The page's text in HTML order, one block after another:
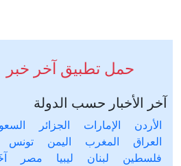
حمل تطبيق آخر خبر
آخر الأخبار حسب الدولة
الأردن الإمارات الجزائر
العراق
المغرب اليمن تونس
فلسطين
لبنان ليبيا مصر